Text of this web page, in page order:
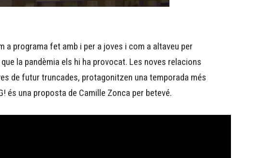
a programa fet amb i per a joves i com a altaveu per
la pandèmia els hi ha provocat. Les noves relacions
de futur truncades, protagonitzen una temporada més
és una proposta de Camille Zonca per betevé.